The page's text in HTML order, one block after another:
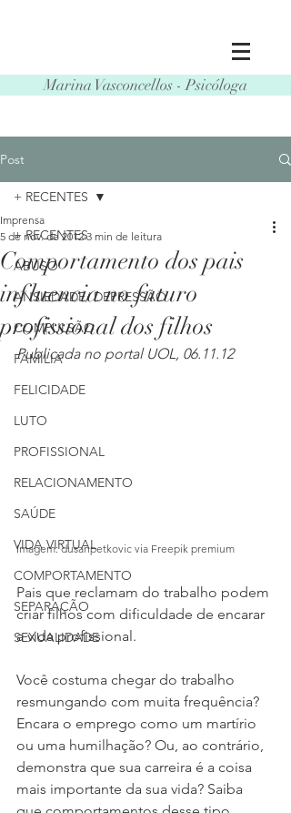
Marina Vasconcellos - Psicóloga
Post
+ RECENTES
ABUSO
ANSIEDADE/ DEPRESSÃO
COMPULSÃO
FAMÍLIA
FELICIDADE
LUTO
PROFISSIONAL
RELACIONAMENTO
SAÚDE
VIDA VIRTUAL
COMPORTAMENTO
SEPARAÇÃO
SEXUALIDADE
+ RECENTES
Comportamento dos pais
influencia no futuro
profissional dos filhos
Imprensa
5 de nov. de 2012 3 min de leitura
Publicada no portal UOL, 06.11.12
Imagem: dusanpetkovic via Freepik premium
Pais que reclamam do trabalho podem
criar filhos com dificuldade de encarar
a vida profissional.
Você costuma chegar do trabalho
resmungando com muita frequência?
Encara o emprego como um martírio
ou uma humilhação? Ou, ao contrário,
demonstra que sua carreira é a coisa
mais importante da sua vida? Saiba